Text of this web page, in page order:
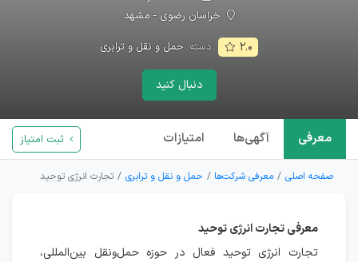
خراسان رضوی - مشهد
۲.۰ دسته: حمل و نقل و ترابری
دنبال کنید
معرفی آگهی‌ها امتیازات ثبت امتیاز
صفحه اصلی معرفی شرکت‌ها حمل و نقل و ترابری تجارت انرژی توحید
معرفی تجارت انرژی توحید
تجارت انرژی توحید فعال در حوزه حمل‌ونقل بین‌المللی،